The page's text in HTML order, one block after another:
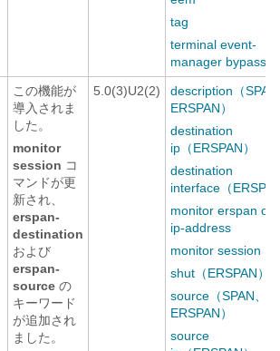
tag
terminal event-
manager bypass
この機能が
導入されま
した。
monitor
session コ
マンドが更
新され、
erspan-
destination
および
erspan-
source の
キーワード
が追加され
ました。
5.0(3)U2(2)
description（
ERSPAN）
destination
ip（ERSPAN）
destination
interface（
monitor erspan
ip-address
monitor session
shut（ERSPAN）
source（SPAN、
ERSPAN）
source